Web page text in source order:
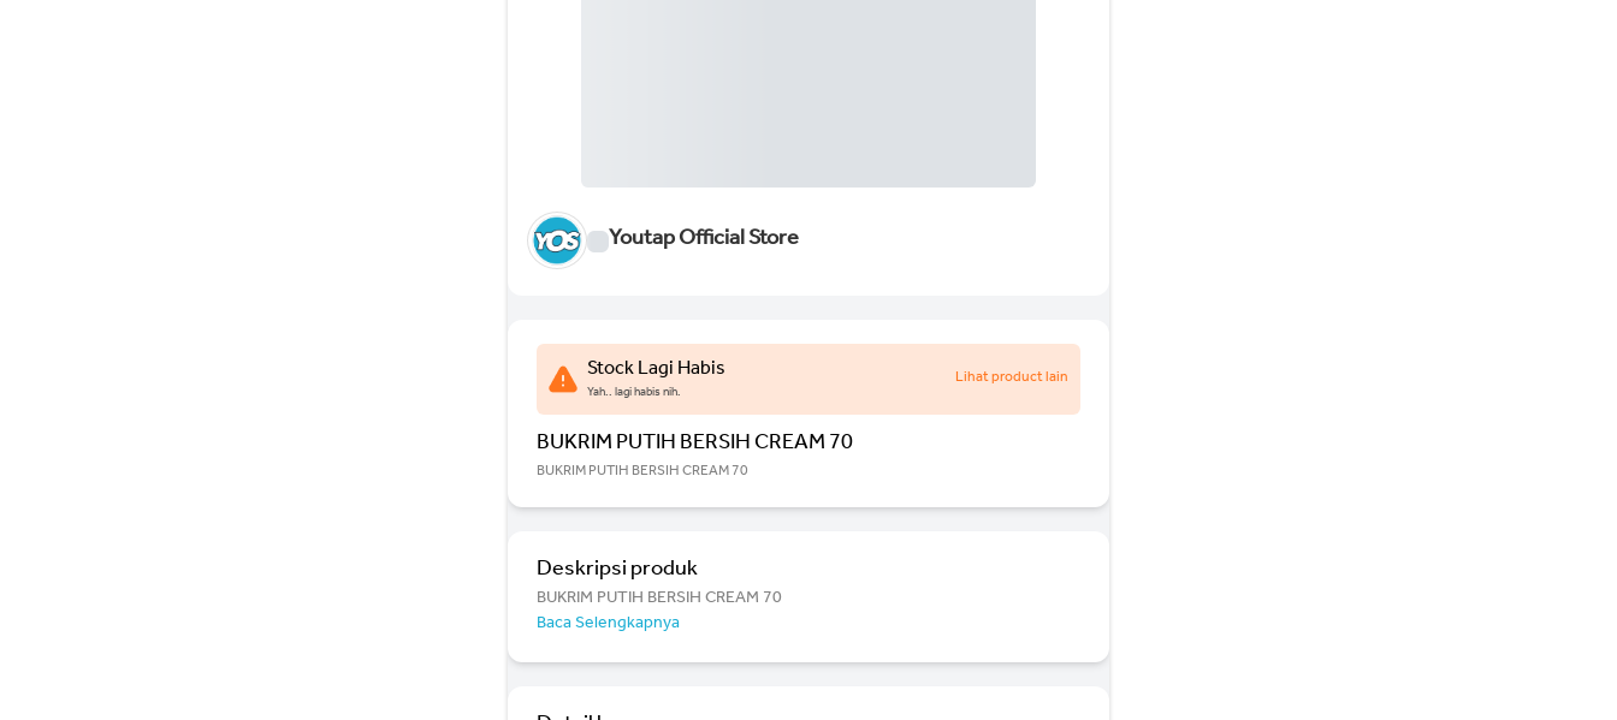
Youtap Official Store
Stock Lagi Habis
Yah.. lagi habis nih.
Lihat product lain
BUKRIM PUTIH BERSIH CREAM 70
BUKRIM PUTIH BERSIH CREAM 70
Deskripsi produk
BUKRIM PUTIH BERSIH CREAM 70
Baca Selengkapnya